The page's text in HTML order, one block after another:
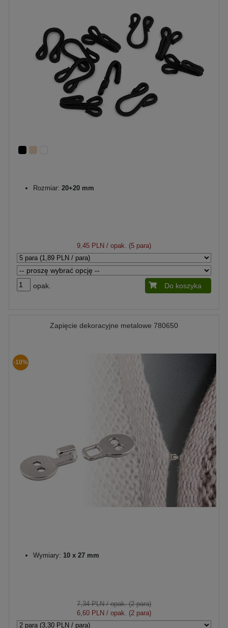
Rozmiar: 20+20 mm
9,45 PLN / opak. (5 para)
opak. Do koszyka
Zapięcie dekoracyjne metalowe 780650
-10%
Wymiary: 10 x 27 mm
7,34 PLN/ opak. (2 para)
6,60 PLN / opak. (2 para)